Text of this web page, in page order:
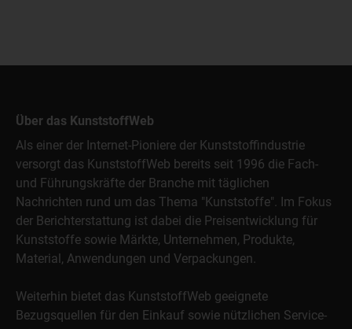
Über das KunststoffWeb
Als einer der Internet-Pioniere der Kunststoffindustrie
versorgt das KunststoffWeb bereits seit 1996 die Fach-
und Führungskräfte der Branche mit täglichen
Nachrichten rund um das Thema "Kunststoffe". Im Fokus
der Berichterstattung ist dabei die Preisentwicklung für
Kunststoffe sowie Märkte, Unternehmen, Produkte,
Material, Anwendungen und Verpackungen.
Weiterhin bietet das KunststoffWeb geeignete
Bezugsquellen für den Einkauf sowie nützlichen Service-